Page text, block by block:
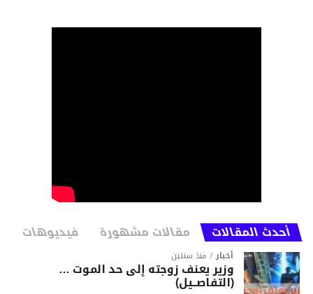
أحدث المقالات مقالات مشهورة فيديوهات
أخبار منذ سنتين
وزير يعنف زوجته إلى حد الموت …
(التفاصــيل)